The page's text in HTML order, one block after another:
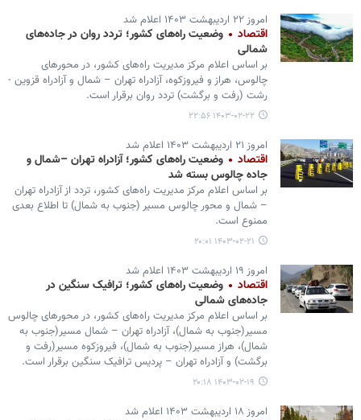
امروز ۲۲ اردیبهشت ۱۴۰۳ اعلام شد
اقتصاد
وضعیت راه‌های کشور؛ تردد روان در جاده‌های
شمالی
بر اساس اعلام مرکز مدیریت راه‌های کشور، در محورهای
چالوس، هراز و فیروزکوه، آزادراه تهران – شمال و آزادراه قزوین -
رشت (رفت و برگشت) تردد روان برقرار است.
۱۴۰۳-۰۲-۲۲ ۲۲:۵۶
امروز ۲۱ اردیبهشت ۱۴۰۳ اعلام شد
اقتصاد
وضعیت راه‌های کشور؛ آزادراه تهران –شمال و
جاده چالوس بسته شد
بر اساس اعلام مرکز مدیریت راه‌های کشور، تردد از آزادراه تهران
– شمال و محور چالوس مسیر (جنوب به شمال) تا اطلاع بعدی
ممنوع است.
۱۴۰۳-۰۲-۲۱ ۲۰:۰۱
امروز ۱۹ اردیبهشت ۱۴۰۳ اعلام شد
اقتصاد
وضعیت راه‌های کشور؛ ترافیک سنگین در
جاده‌های شمالی
بر اساس اعلام مرکز مدیریت راه‌های کشور، در محورهای چالوس
مسیر(جنوب به شمال)، آزادراه تهران – شمال مسیر(جنوب به
شمال)، هراز مسیر(جنوب به شمال)، فیروزکوه مسیر(رفت و
برگشت) و آزادراه تهران – پردیس ترافیک سنگین برقرار است.
۱۴۰۳-۰۲-۱۹ ۲۰:۱۸
امروز ۱۸ اردیبهشت ۱۴۰۳ اعلام شد